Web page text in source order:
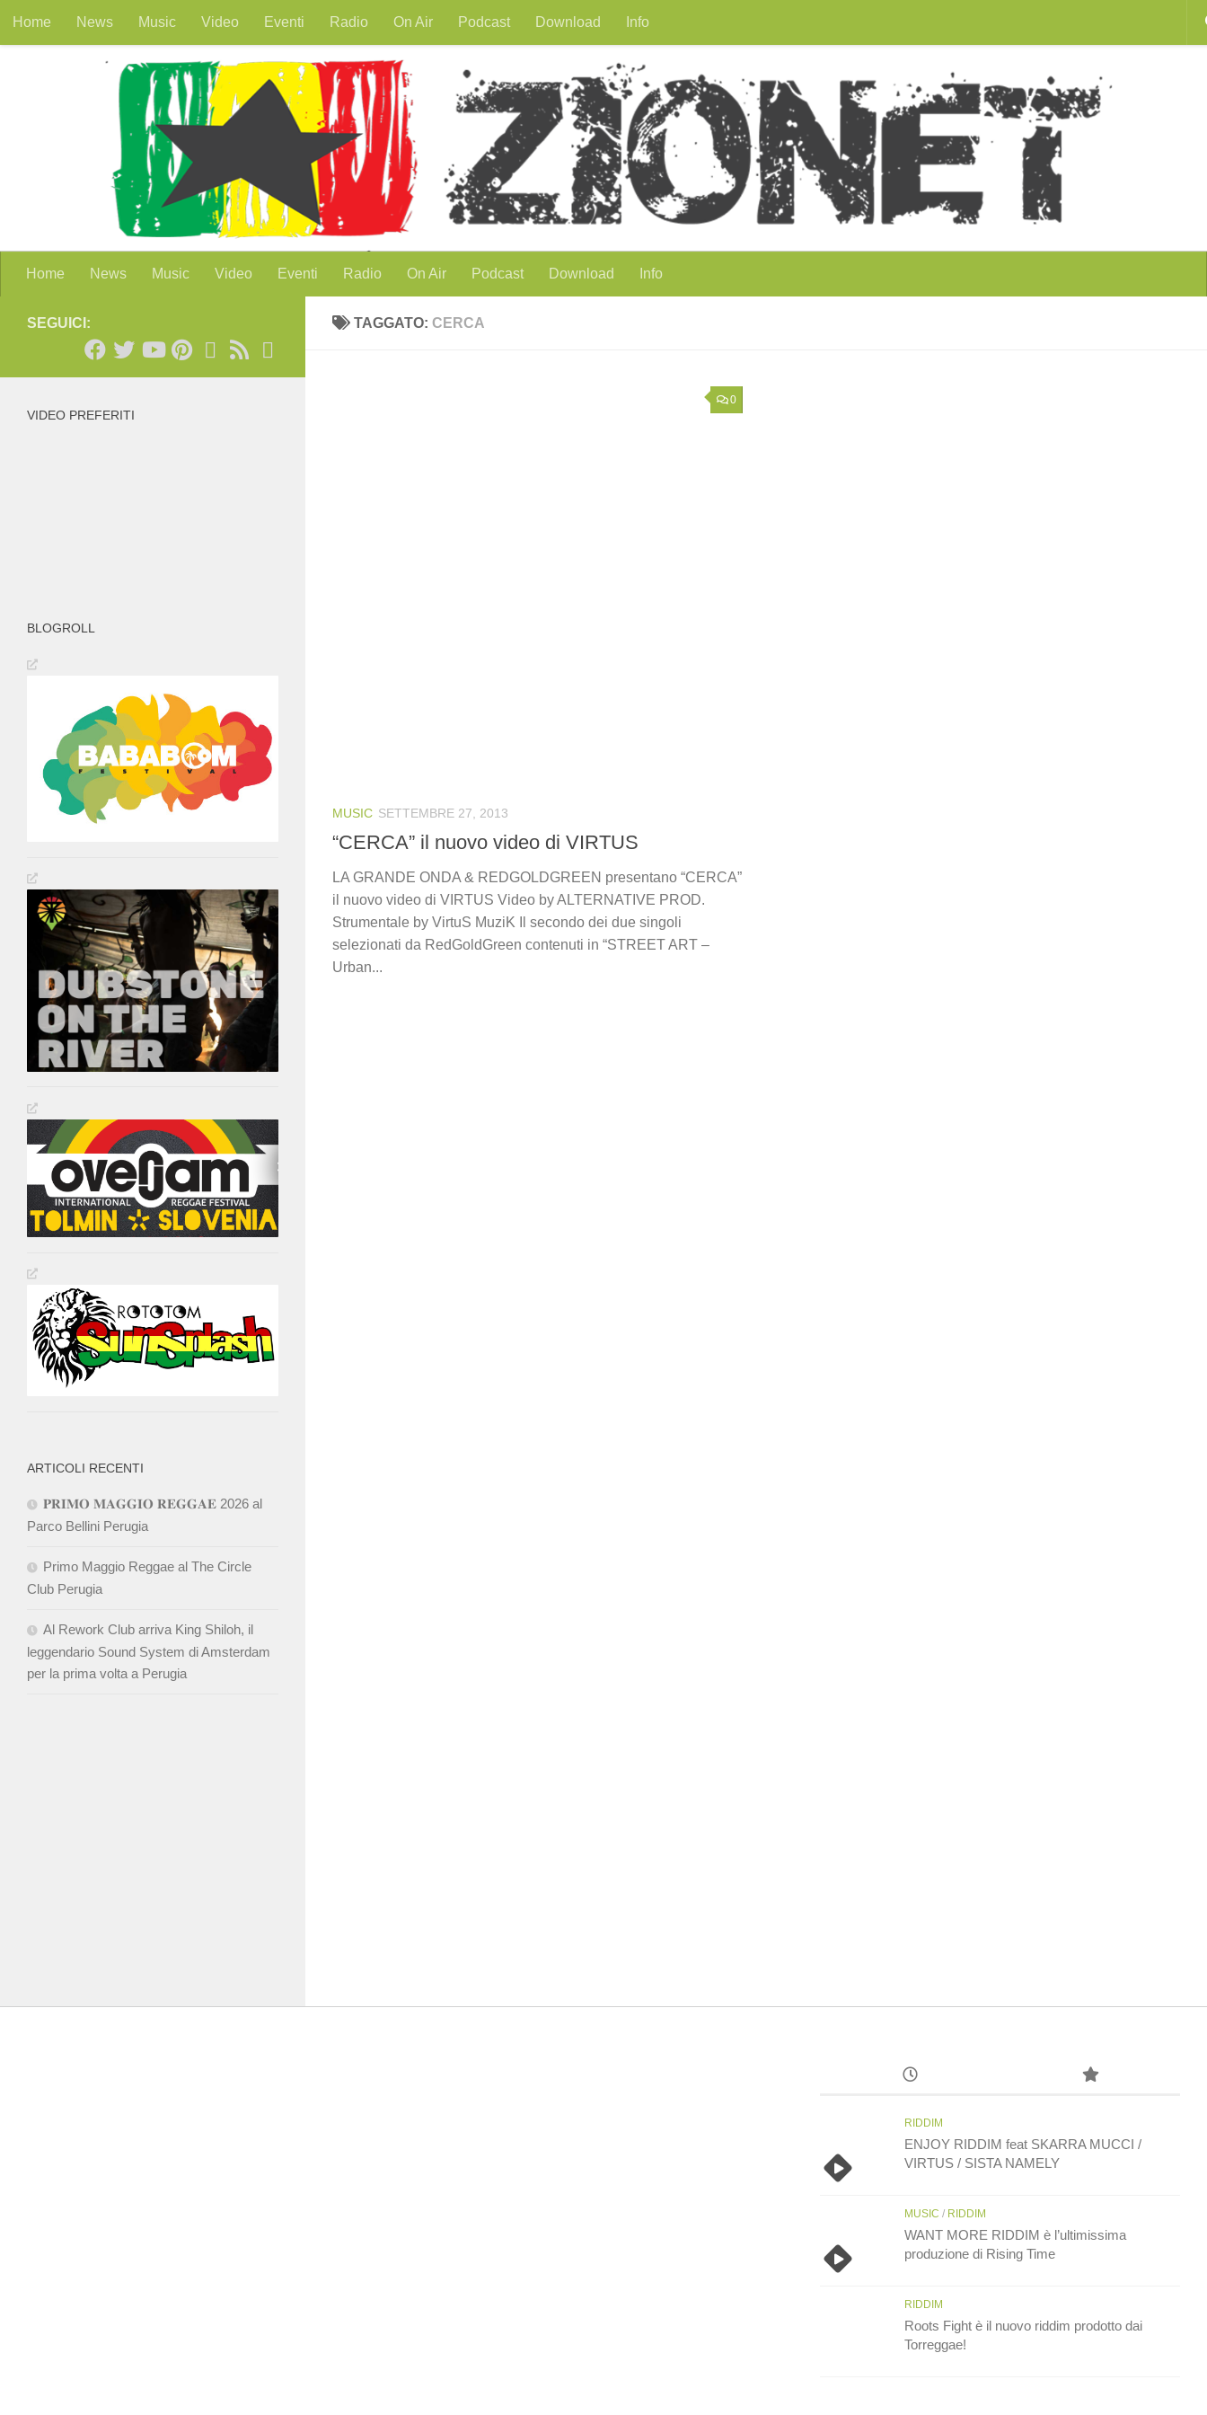
Salta al contenuto
Home News Music Video Eventi Radio On Air Podcast Download Info
Home News Music Video Eventi Radio On Air Podcast Download Info
TAGGATO: CERCA
0
MUSIC SETTEMBRE 27, 2013
“CERCA” il nuovo video di VIRTUS
LA GRANDE ONDA & REDGOLDGREEN presentano “CERCA”
il nuovo video di VIRTUS Video by ALTERNATIVE PROD.
Strumentale by VirtuS MuziK Il secondo dei due singoli
selezionati da RedGoldGreen contenuti in “STREET ART –
Urban...
SEGUICI:
VIDEO PREFERITI
BLOGROLL
ARTICOLI RECENTI
𝐏𝐑𝐈𝐌𝐎 𝐌𝐀𝐆𝐆𝐈𝐎 𝐑𝐄𝐆𝐆𝐀𝐄 2026 al
Parco Bellini Perugia
Primo Maggio Reggae al The Circle
Club Perugia
Al Rework Club arriva King Shiloh, il
leggendario Sound System di Amsterdam
per la prima volta a Perugia
RIDDIM
ENJOY RIDDIM feat SKARRA MUCCI /
VIRTUS / SISTA NAMELY
MUSIC / RIDDIM
WANT MORE RIDDIM è l’ultimissima
produzione di Rising Time
RIDDIM
Roots Fight è il nuovo riddim prodotto dai
Torreggae!